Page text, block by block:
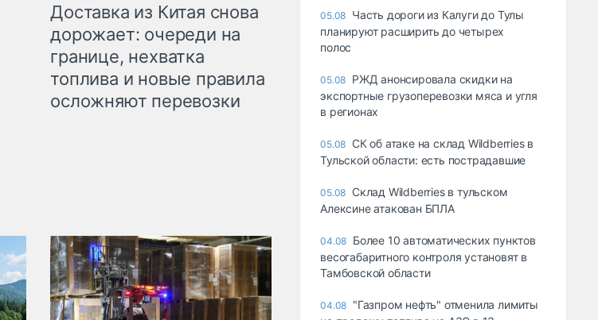
Доставка из Китая снова
дорожает: очереди на
границе, нехватка
топлива и новые правила
осложняют перевозки
05.08 Часть дороги из Калуги до Тулы
планируют расширить до четырех
полос
05.08 РЖД анонсировала скидки на
экспортные грузоперевозки мяса и угля
в регионах
05.08 СК об атаке на склад Wildberries в
Тульской области: есть пострадавшие
05.08 Склад Wildberries в тульском
Алексине атакован БПЛА
04.08 Более 10 автоматических пунктов
весогабаритного контроля установят в
Тамбовской области
04.08 "Газпром нефть" отменила лимиты